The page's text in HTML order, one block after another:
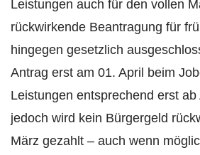
Leistungen auch für den vollen
rückwirkende Beantragung für
hingegen gesetzlich
Antrag erst am 01. April beim
Leistungen entsprechend erst ab
jedoch wird kein Bürgergeld
März gezahlt – auch wenn